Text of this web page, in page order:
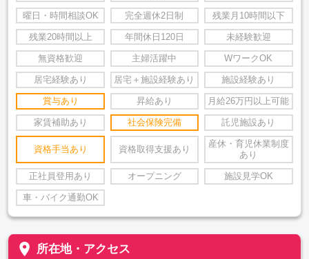
曜日・時間相談OK 完全週休2日制 残業月10時間以下
残業20時間以上 年間休日120日 未経験歓迎
無資格歓迎 主婦活躍中 WワークOK
居宅経験あり 居宅＋施設経験あり 施設経験あり
賞与あり 昇給あり 月給26万円以上可能
家賃補助あり 社会保険完備 託児施設あり
資格手当あり 資格取得支援あり
産休・育児休業制度
あり
正社員登用あり オープニング 施設見学OK
車・バイク通勤OK
place 所在地・アクセス